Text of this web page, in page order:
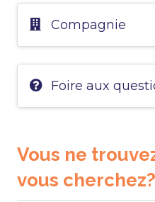
Compagnie
Foire aux
Vous ne
vous cherchez?